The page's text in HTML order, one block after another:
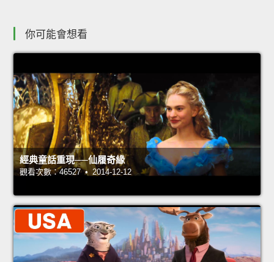
你可能會想看
經典童話重現──仙履奇緣
觀看次數：46527 • 2014-12-12